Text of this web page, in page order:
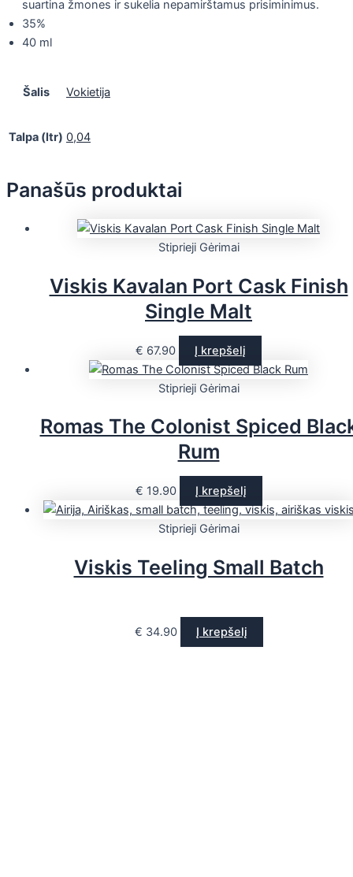
suartina žmones ir sukelia nepamirštamus prisiminimus.
35%
40 ml
Šalis Vokietija
Talpa (ltr) 0,04
Panašūs produktai
Stiprieji Gėrimai
Viskis Kavalan Port Cask Finish
Single Malt
€ 67.90 Į krepšelį
Stiprieji Gėrimai
Romas The Colonist Spiced
Rum
€ 19.90 Į krepšelį
Stiprieji Gėrimai
Viskis Teeling Small Batch
€ 34.90 Į krepšelį